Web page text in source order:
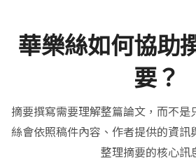
華樂絲如何協助
要？
摘要撰寫需要理解整篇論文，而不是
絲會依照稿件內容、作者提供的資訊
整理摘要的核心訊